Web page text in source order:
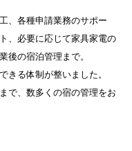
、各種申請業務のサポー
、必要に応じて家具家電の
後の宿泊管理まで。
きる体制が整いました。
で、数多くの宿の管理をお